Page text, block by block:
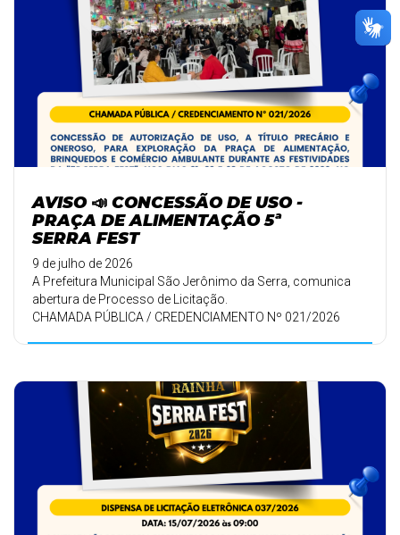
AVISO 📣 CONCESSÃO DE USO -
PRAÇA DE ALIMENTAÇÃO 5ª
SERRA FEST
9 de julho de 2026
A Prefeitura Municipal São Jerônimo da Serra, comunica
abertura de Processo de Licitação.
CHAMADA PÚBLICA / CREDENCIAMENTO Nº 021/2026